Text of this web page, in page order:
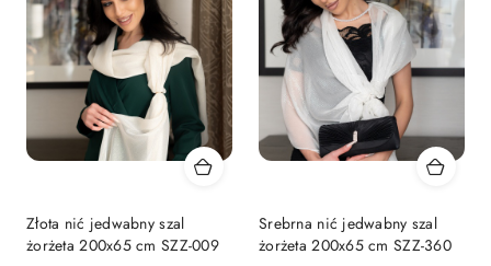
Złota nić jedwabny szal
żorżeta 200x65 cm SZZ-009
Srebrna nić jedwabny szal
żorżeta 200x65 cm SZZ-360